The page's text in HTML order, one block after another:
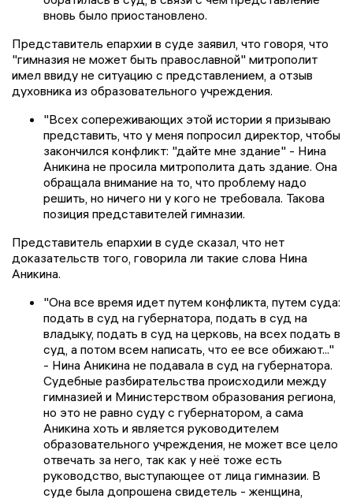
вновь было приостановлено.
Представитель епархии в суде заявил, что говоря, что
"гимназия не может быть православной" митрополит
имел ввиду не ситуацию с представлением, а отзыв
духовника из образовательного учреждения.
"Всех сопереживающих этой истории я призываю
представить, что у меня попросил директор, чтобы
закончился конфликт: "дайте мне здание" - Нина
Аникина не просила митрополита дать здание. Она
обращала внимание на то, что проблему надо
решить, но ничего ни у кого не требовала. Такова
позиция представителей гимназии.
Представитель епархии в суде сказал, что нет
доказательств того, говорила ли такие слова Нина
Аникина.
"Она все время идет путем конфликта, путем суда:
подать в суд на губернатора, подать в суд на
владыку, подать в суд на церковь, на всех подать в
суд, а потом всем написать, что ее все обижают..."
- Нина Аникина не подавала в суд на губернатора.
Судебные разбирательства происходили между
гимназией и Министерством образования региона,
но это не равно суду с губернатором, а сама
Аникина хоть и является руководителем
образовательного учреждения, не может все цело
отвечать за него, так как у неё тоже есть
руководство, выступающее от лица гимназии. В
суде была допрошена свидетель - женщина,